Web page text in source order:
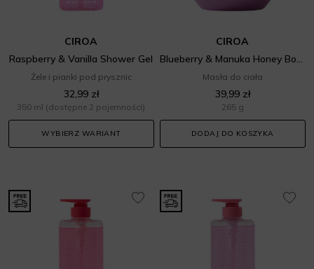
CIROA
Raspberry & Vanilla Shower Gel
Żele i pianki pod prysznic
32,99 zł
350 ml (dostępne 2 pojemności)
WYBIERZ WARIANT
CIROA
Blueberry & Manuka Honey Body Butter
Masła do ciała
39,99 zł
265 g
DODAJ DO KOSZYKA